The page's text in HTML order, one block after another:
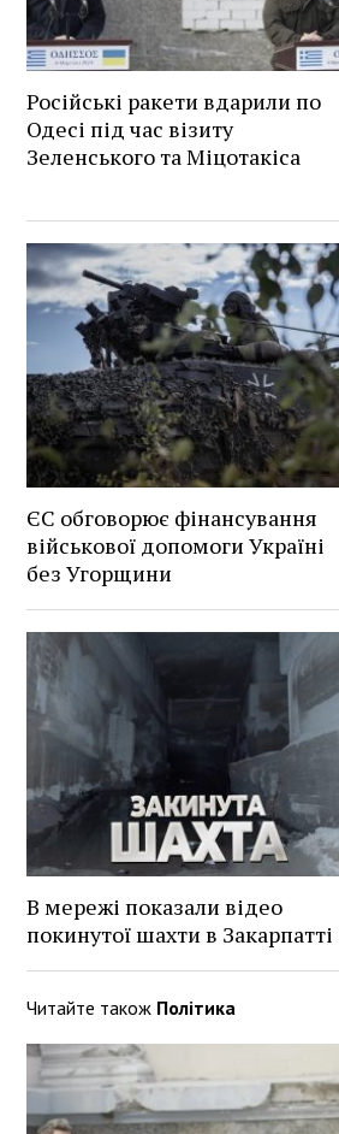
Російські ракети вдарили по
Одесі під час візиту
Зеленського та Міцотакіса
ЄС обговорює фінансування
військової допомоги Україні
без Угорщини
В мережі показали відео
покинутої шахти в Закарпатті
Читайте також Політика